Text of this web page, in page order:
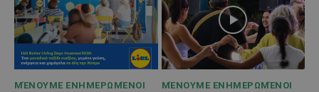
ΜΈΝΟΥΜΕ ΕΝΗΜΕΡΩΜΈΝΟΙ ΜΈΝΟΥΜΕ ΕΝΗΜΕΡΩΜΈΝΟΙ